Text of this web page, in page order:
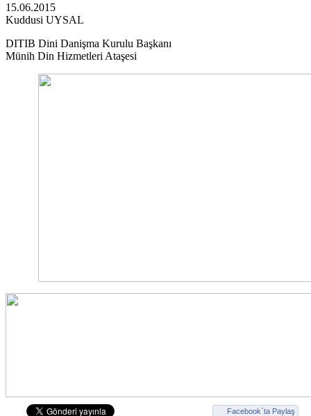
15.06.2015
Kuddusi UYSAL
DITIB Dini Danişma Kurulu Başkanı
Münih Din Hizmetleri Ataşesi
Facebook`ta Paylaş